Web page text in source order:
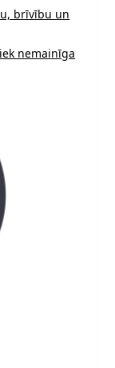
brīvību un
nemainīga